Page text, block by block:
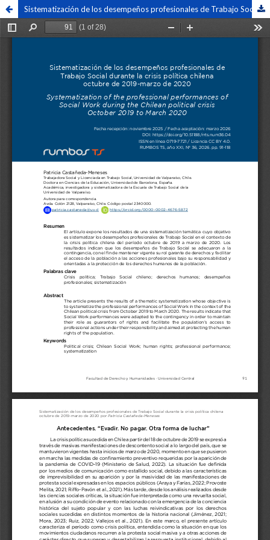
Sistematización de los desempeños profesionales de Trabajo Social durante la crisis política chilena octubre 2019 – marzo 2020.